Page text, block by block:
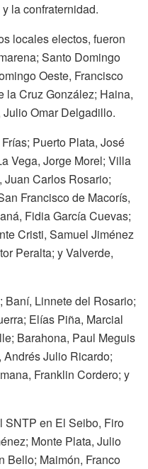
la confraternidad.
locales electos, fueron
Santo Domingo
Oeste, Francisco
la Cruz González; Haina,
Omar Delgadillo.
Puerto Plata, José
Vega, Jorge Morel; Villa
Carlos Rosario;
Francisco de Macorís,
Fidia García Cuevas;
Cristi, Samuel Jiménez
Peralta; y Valverde,
Baní, Linnete del Rosario;
Elías Piña, Marcial
Barahona, Paul Meguis
Julio Ricardo;
Franklin Cordero; y
SNTP en El Seibo, Firo
Monte Plata, Julio
Bello; Maimón, Franco